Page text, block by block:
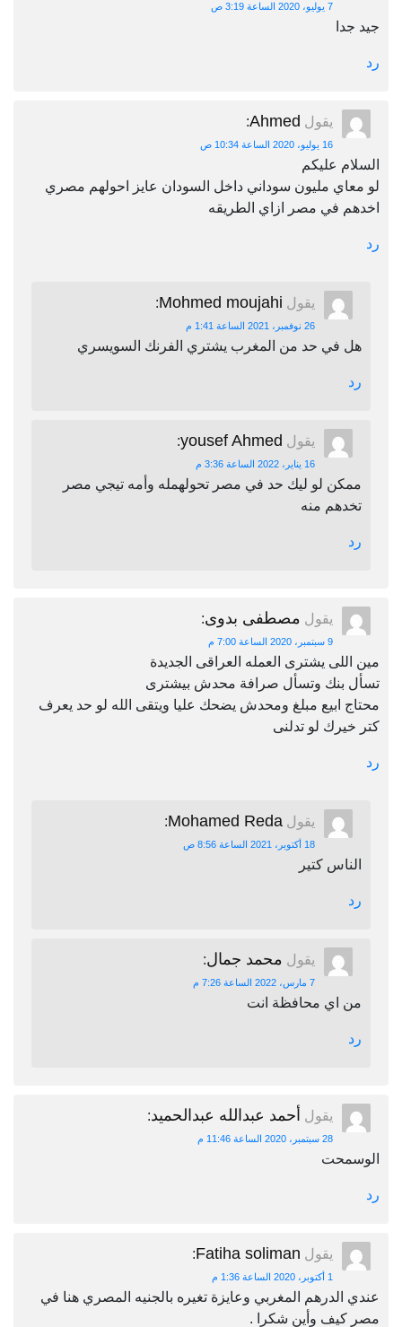
7 يوليو، 2020 الساعة 3:19 ص
جيد جدا
رد
يقول Ahmed
:
16 يوليو، 2020 الساعة 10:34 ص
السلام عليكم
لو معاي مليون سوداني داخل السودان عايز احولهم مصري
اخدهم في مصر ازاي الطريقه
رد
يقول Mohmed moujahi
:
26 نوفمبر، 2021 الساعة 1:41 م
هل في حد من المغرب يشتري الفرنك السويسري
رد
يقول yousef Ahmed
:
16 يناير، 2022 الساعة 3:36 م
ممكن لو ليك حد في مصر تحولهمله وأمه تيجي مصر
تخدهم منه
رد
يقول مصطفى بدوى:
9 سبتمبر، 2020 الساعة 7:00 م
مين اللى يشترى العمله العراقى الجديدة
تسأل بنك وتسأل صرافة محدش بيشترى
محتاج ابيع مبلغ ومحدش يضحك عليا ويتقى الله لو حد يعرف
كتر خيرك لو تدلنى
رد
يقول Mohamed Reda
:
18 أكتوبر، 2021 الساعة 8:56 ص
الناس كتير
رد
يقول محمد جمال:
7 مارس، 2022 الساعة 7:26 م
من اي محافظة انت
رد
يقول أحمد عبدالله عبدالحميد:
28 سبتمبر، 2020 الساعة 11:46 م
الوسمحت
رد
يقول Fatiha soliman
:
1 أكتوبر، 2020 الساعة 1:36 م
عندي الدرهم المغربي وعايزة تغيره بالجنيه المصري هنا في
مصر كيف وأين شكرا .